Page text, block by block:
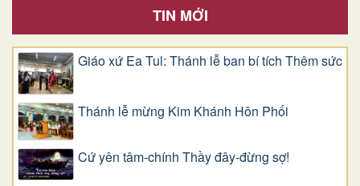
TIN MỚI
Giáo xứ Ea Tul: Thánh lễ ban bí tích Thêm sức
Thánh lễ mừng Kim Khánh Hôn Phối
Cứ yên tâm-chính Thầy đây-đừng sợ!